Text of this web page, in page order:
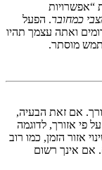
כמחובר. הפעל
ואתה עצמך תהיו
מוסתר.
אם זאת הבעיה,
פי אזורך, לדוגמה
אזור הזמן, כמו רוב
אם אינך רשום